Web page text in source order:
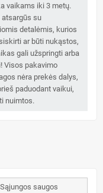
vaikams iki 3 metų.
atsargūs su
detalėmis, kurios
ar būti nukąstos,
gali užspringti arba
Visos pakavimo
nėra prekės dalys,
paduodant vaikui,
nuimtos.
saugos